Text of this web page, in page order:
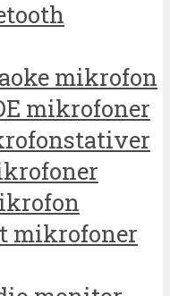
mikrofon
mikrofoner
mikrofoner